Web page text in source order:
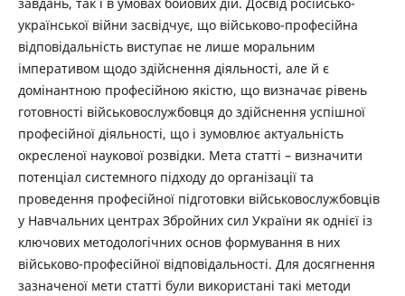
української війни засвідчує, що військово-професійна
відповідальність виступає не лише моральним
імперативом щодо здійснення діяльності, але й є
домінантною професійною якістю, що визначає рівень
готовності військовослужбовця до здійснення успішної
професійної діяльності, що і зумовлює актуальність
окресленої наукової розвідки. Мета статті – визначити
потенціал системного підходу до організації та
проведення професійної підготовки військовослужбовців
у Навчальних центрах Збройних сил України як однієї із
ключових методологічних основ формування в них
військово-професійної відповідальності. Для досягнення
зазначеної мети статті були використані такі методи